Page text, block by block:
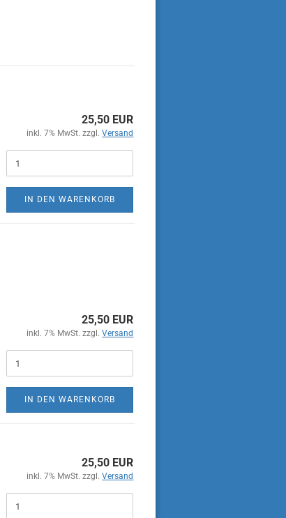
25,50 EUR
inkl. 7% MwSt. zzgl.Versand
IN DEN WARENKORB
25,50 EUR
inkl. 7% MwSt. zzgl.Versand
IN DEN WARENKORB
25,50 EUR
inkl. 7% MwSt. zzgl.Versand